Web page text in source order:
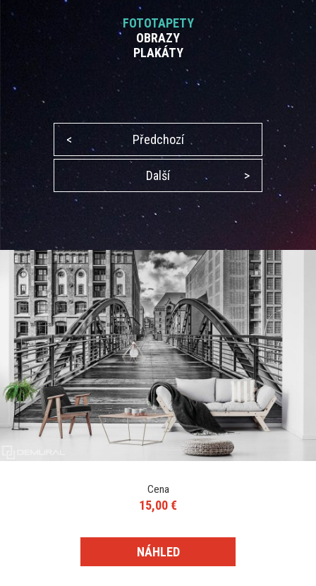
FOTOTAPETY
OBRAZY
PLAKÁTY
< Předchozí
Další >
Cena
15,00 €
NÁHLED